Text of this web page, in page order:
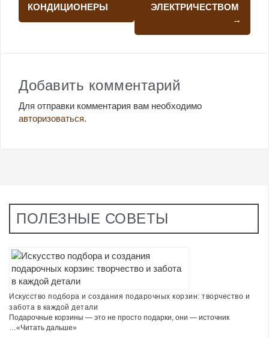
КОНДИЦИОНЕРЫ
ЭЛЕКТРИЧЕСТВОМ
→
Добавить комментарий
Для отправки комментария вам необходимо
авторизоваться.
ПОЛЕЗНЫЕ СОВЕТЫ
Искусство подбора и создания подарочных корзин: творчество и
забота в каждой детали
Подарочные корзины — это не просто подарки, они — источник
«Читать дальше»